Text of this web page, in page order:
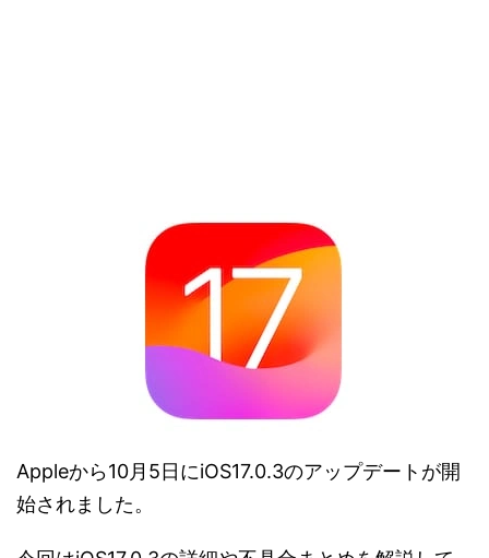
Appleから10月5日にiOS17.0.3のアップデートが開
始されました。